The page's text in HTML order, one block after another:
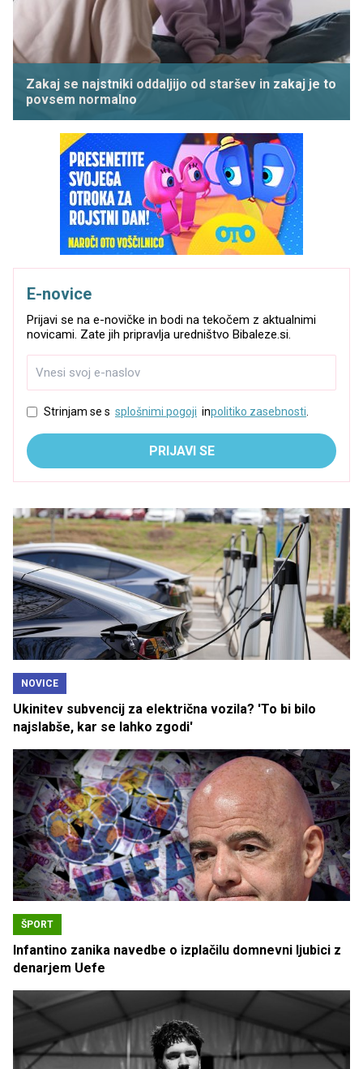
Zakaj se najstniki oddaljijo od staršev in zakaj je to
povsem normalno
E-novice
Prijavi se na e-novičke in bodi na tekočem z aktualnimi
novicami. Zate jih pripravlja uredništvo Bibaleze.si.
Strinjam se s splošnimi pogoji inpolitiko zasebnosti
PRIJAVI SE
NOVICE
Ukinitev subvencij za električna vozila? 'To bi bilo
najslabše, kar se lahko zgodi'
ŠPORT
Infantino zanika navedbe o izplačilu domnevni ljubici z
denarjem Uefe